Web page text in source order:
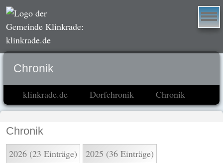
Chronik
klinkrade.de Dorfchronik Chronik
Chronik
2026 (23 Einträge)
2025 (36 Einträge)